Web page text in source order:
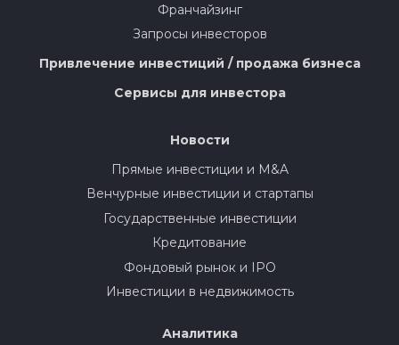
Франчайзинг
Запросы инвесторов
Привлечение инвестиций / продажа бизнеса
Сервисы для инвестора
Новости
Прямые инвестиции и M&A
Венчурные инвестиции и стартапы
Государственные инвестиции
Кредитование
Фондовый рынок и IPO
Инвестиции в недвижимость
Аналитика